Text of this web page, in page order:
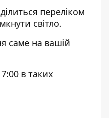
ділиться переліком
світло.
саме на вашій
в таких